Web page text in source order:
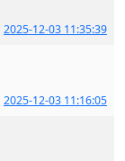
2025-12-03 11:35:39
2025-12-03 11:16:05